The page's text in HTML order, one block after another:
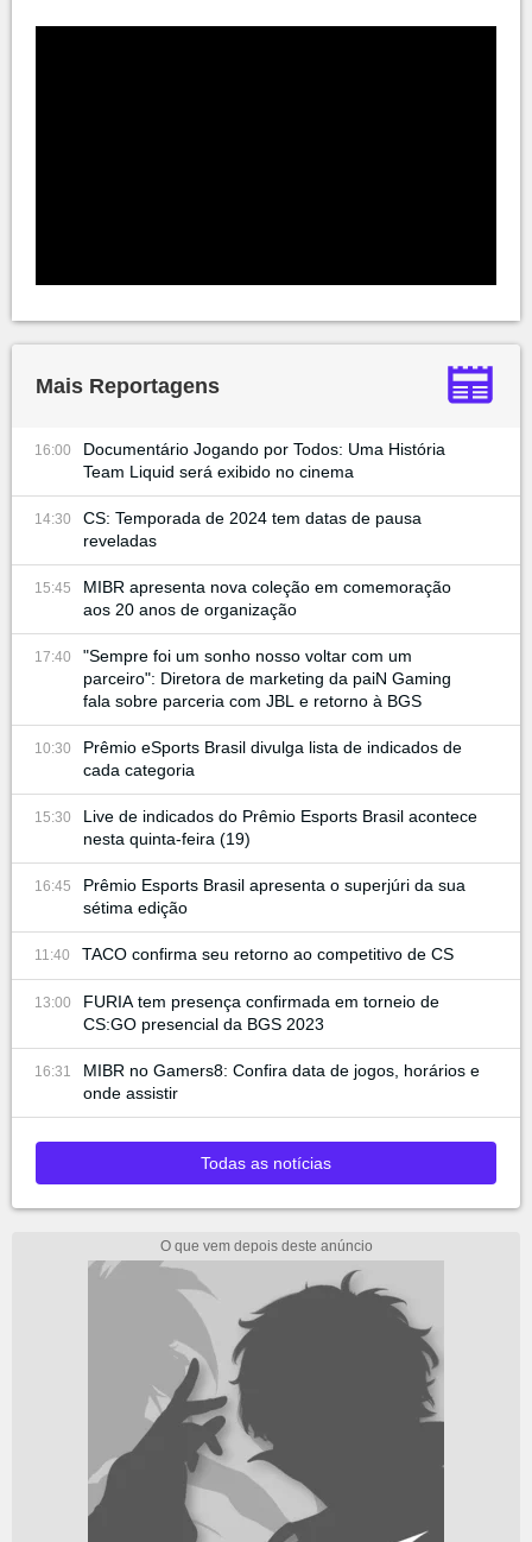
Mais Reportagens
16:00
Documentário Jogando por Todos: Uma História
Team Liquid será exibido no cinema
14:30
CS: Temporada de 2024 tem datas de pausa
reveladas
15:45
MIBR apresenta nova coleção em comemoração
aos 20 anos de organização
17:40
"Sempre foi um sonho nosso voltar com um
parceiro": Diretora de marketing da paiN Gaming
fala sobre parceria com JBL e retorno à BGS
10:30
Prêmio eSports Brasil divulga lista de indicados de
cada categoria
15:30
Live de indicados do Prêmio Esports Brasil acontece
nesta quinta-feira (19)
16:45
Prêmio Esports Brasil apresenta o superjúri da sua
sétima edição
11:40 TACO confirma seu retorno ao competitivo de CS
13:00
FURIA tem presença confirmada em torneio de
CS:GO presencial da BGS 2023
16:31
MIBR no Gamers8: Confira data de jogos, horários e
onde assistir
Todas as notícias